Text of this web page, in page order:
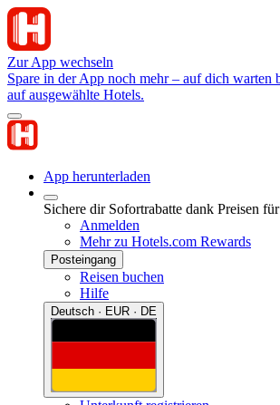
Zur App wechseln
Spare in der App noch mehr – auf dich warten
auf ausgewählte Hotels.
App herunterladen
Sichere dir Sofortrabatte dank Preisen
Anmelden
Mehr zu Hotels.com Rewards
Posteingang
Reisen buchen
Hilfe
Deutsch · EUR · DE